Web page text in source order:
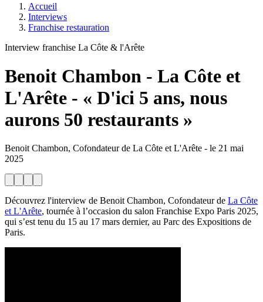
Accueil
Interviews
Franchise restauration
Interview franchise La Côte & l'Arête
Benoit Chambon​​​​​​​ - La Côte et
L'Arête - « D'ici 5 ans, nous
aurons 50 restaurants »
Benoit Chambon, Cofondateur de La Côte et L'Arête - le 21 mai
2025
Découvrez l'interview de Benoit Chambon, Cofondateur de La Côte
et L'Arête, tournée à l’occasion du salon Franchise Expo Paris 2025,
qui s’est tenu du 15 au 17 mars dernier, au Parc des Expositions de
Paris.